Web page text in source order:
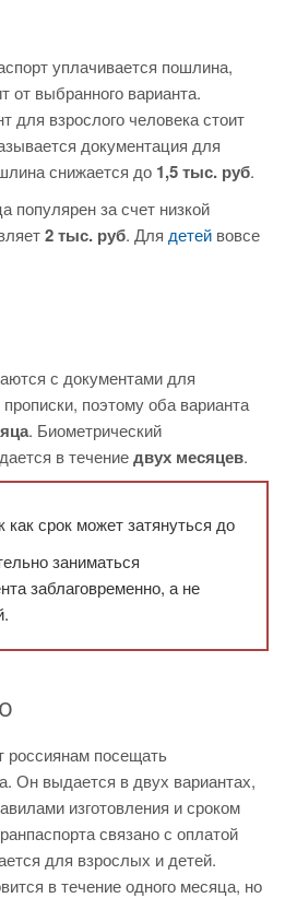
уплачивается пошлина,
от выбранного варианта.
для взрослого человека стоит
документация для
снижается до 1,5 тыс. руб.
популярен за счет низкой
2 тыс. руб. Для детей вовсе
с документами для
поэтому оба варианта
. Биометрический
в течениедвух месяцев.
как срок может затянуться до
заниматься
заблаговременно, а не
россиянам посещать
Он выдается в двух вариантах,
изготовления и сроком
связано с оплатой
для взрослых и детей.
в течение одного месяца, но